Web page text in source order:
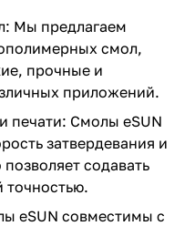
Мы предлагаем
смол,
прочные и
приложений.
печати: Смолы eSUN
затвердевания и
содавать
eSUN совместимы с